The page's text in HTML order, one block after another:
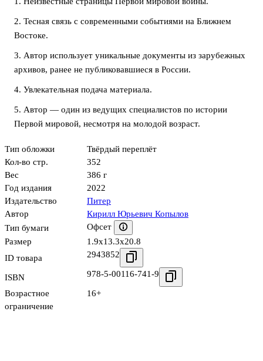
2. Тесная связь с современными событиями на Ближнем
Востоке.
3. Автор использует уникальные документы из зарубежных
архивов, ранее не публиковавшиеся в России.
4. Увлекательная подача материала.
5. Автор — один из ведущих специалистов по истории
Первой мировой, несмотря на молодой возраст.
Тип обложки
Твёрдый переплёт
Кол-во стр.
352
Вес
386 г
Год издания
2022
Издательство
Питер
Автор
Кирилл Юрьевич Копылов
Тип бумаги
Офсет
Размер
1.9x13.3x20.8
ID товара
2943852
ISBN 978-5-00116-741-9
Возрастное
ограничение
16+